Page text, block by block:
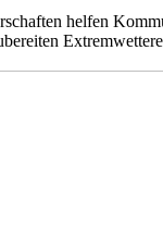
helfen